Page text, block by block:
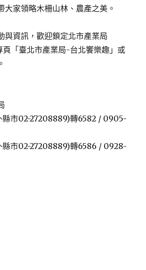
大家領略木柵山林、農產之美。
資訊，歡迎鎖定北市產業局
「臺北市產業局-台北饗樂趣」或
市02-27208889)轉6582 / 0905-
市02-27208889)轉6586 / 0928-